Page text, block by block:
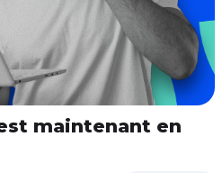
maintenant en